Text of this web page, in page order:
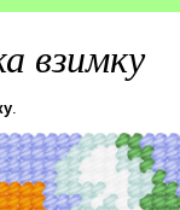
взимку
.